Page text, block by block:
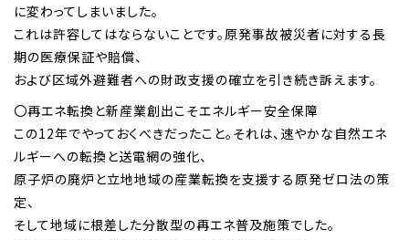
に変わってしまいました。
これは許容してはならないことです。原発事故被災者に対する長
期の医療保証や賠償、
および区域外避難者への財政支援の確立を引き続き訴えます。
〇再エネ転換と新産業創出こそエネルギー安全保障
この12年でやっておくべきだったこと。それは、速やかな自然エネ
ルギーへの転換と送電網の強化、
原子炉の廃炉と立地地域の産業転換を支援する原発ゼロ法の策
定、
そして地域に根差した分散型の再エネ普及施策でした。